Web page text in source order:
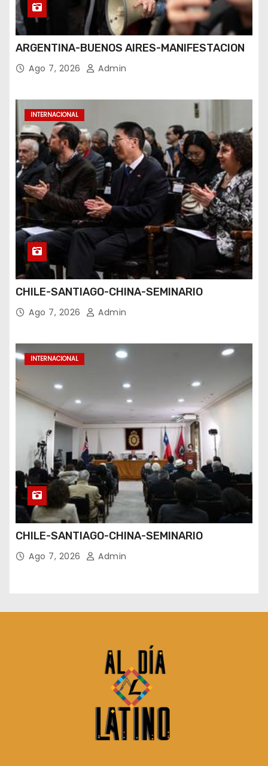
ARGENTINA-BUENOS AIRES-MANIFESTACION
Ago 7, 2026 Admin
INTERNACIONAL
CHILE-SANTIAGO-CHINA-SEMINARIO
Ago 7, 2026 Admin
INTERNACIONAL
CHILE-SANTIAGO-CHINA-SEMINARIO
Ago 7, 2026 Admin